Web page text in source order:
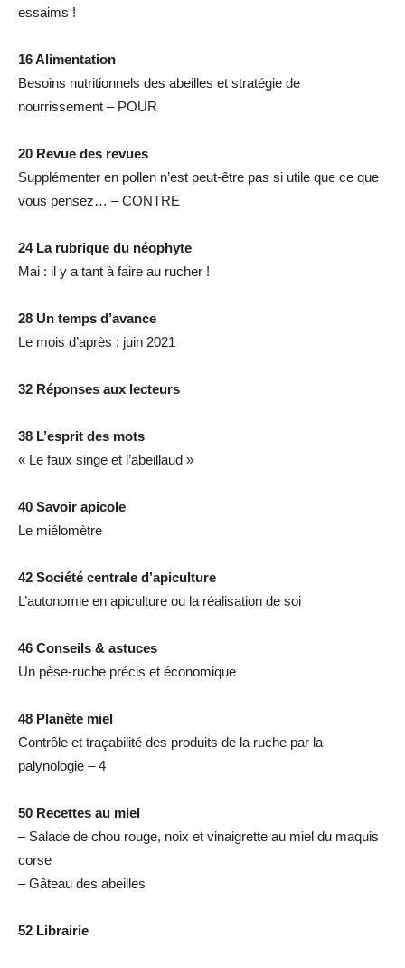
essaims !
16 Alimentation
Besoins nutritionnels des abeilles et stratégie de
nourrissement – POUR
20 Revue des revues
Supplémenter en pollen n’est peut-être pas si utile que ce que
vous pensez… – CONTRE
24 La rubrique du néophyte
Mai : il y a tant à faire au rucher !
28 Un temps d’avance
Le mois d’après : juin 2021
32 Réponses aux lecteurs
38 L’esprit des mots
« Le faux singe et l’abeillaud »
40 Savoir apicole
Le miélomètre
42 Société centrale d’apiculture
L’autonomie en apiculture ou la réalisation de soi
46 Conseils & astuces
Un pèse-ruche précis et économique
48 Planète miel
Contrôle et traçabilité des produits de la ruche par la
palynologie – 4
50 Recettes au miel
– Salade de chou rouge, noix et vinaigrette au miel du maquis
corse
– Gâteau des abeilles
52 Librairie